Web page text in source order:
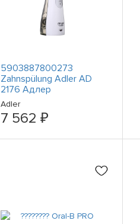
5903887800273
Zahnspülung Adler AD
2176 Адлер
Adler
7 562 ₽